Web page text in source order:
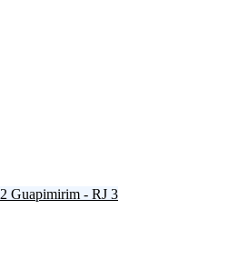
Guapimirim - RJ 3